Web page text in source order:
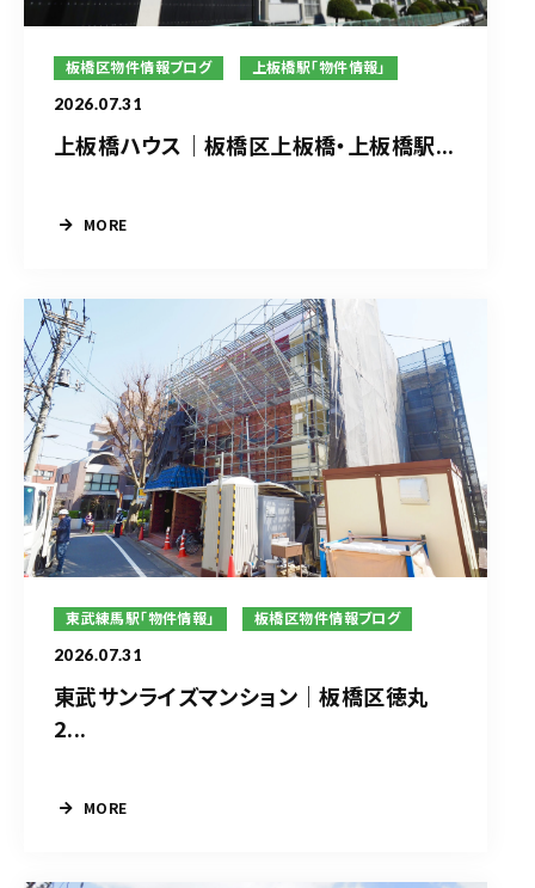
板橋区物件情報ブログ 上板橋駅「物件情報」
2026.07.31
上板橋ハウス｜板橋区上板橋・上板橋駅...
MORE
東武練馬駅「物件情報」 板橋区物件情報ブログ
2026.07.31
東武サンライズマンション｜板橋区徳丸
2...
MORE